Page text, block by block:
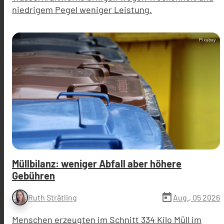
niedrigem Pegel weniger Leistung.
Pixabay
Müllbilanz: weniger Abfall aber höhere
Gebühren
Ruth Strätling today Aug., 05 2026
Menschen erzeugten im Schnitt 334 Kilo Müll im